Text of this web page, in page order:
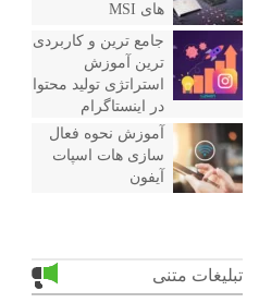
های MSI
جامع ترین و کاربردی
ترین آموزش
استراتژی تولید محتوا
در اینستاگرام
آموزش نحوه فعال
سازی هات اسپات
آیفون
تبلیغات متنی